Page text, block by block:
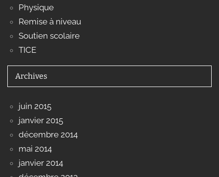
Physique
Remise à niveau
Soutien scolaire
TICE
Archives
juin 2015
janvier 2015
décembre 2014
mai 2014
janvier 2014